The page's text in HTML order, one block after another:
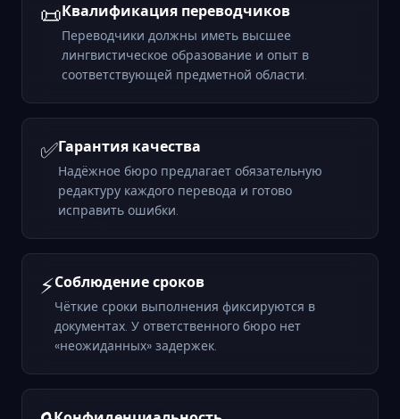
📜Квалификация переводчиков
Переводчики должны иметь высшее
лингвистическое образование и опыт в
соответствующей предметной области.
✅Гарантия качества
Надёжное бюро предлагает обязательную
редактуру каждого перевода и готово
исправить ошибки.
⚡Соблюдение сроков
Чёткие сроки выполнения фиксируются в
документах. У ответственного бюро нет
«неожиданных» задержек.